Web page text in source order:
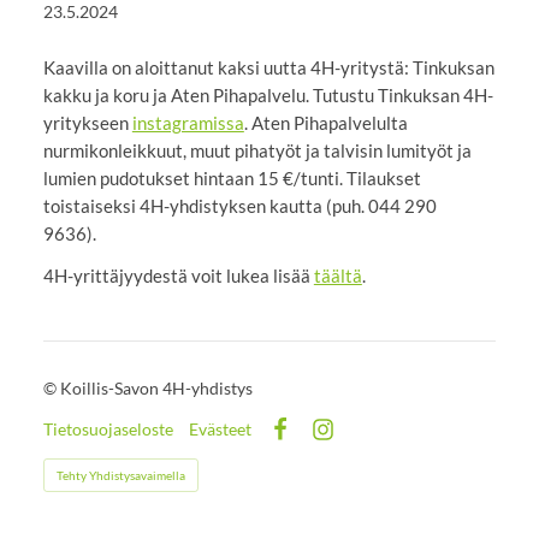
23.5.2024
Kaavilla on aloittanut kaksi uutta 4H-yritystä: Tinkuksan
kakku ja koru ja Aten Pihapalvelu. Tutustu Tinkuksan 4H-
yritykseen instagramissa . Aten Pihapalvelulta
nurmikonleikkuut, muut pihatyöt ja talvisin lumityöt ja
lumien pudotukset hintaan 15 €/tunti. Tilaukset
toistaiseksi 4H-yhdistyksen kautta (puh. 044 290
9636).
4H-yrittäjyydestä voit lukea lisää täältä.
© Koillis-Savon 4H-yhdistys
Tietosuojaseloste
Evästeet
Tehty Yhdistysavaimella